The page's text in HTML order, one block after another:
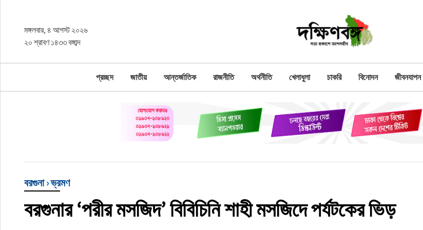
মঙ্গলবার, ৪ আগস্ট ২০২৬
২০ শ্রাবণ ১৪৩৩ বঙ্গাব্দ
প্রচ্ছদ
প্রচ্ছদ জাতীয় আন্তর্জাতিক রাজনীতি অর্থনীতি খেলাধুলা চাকরি বিনোদন জীবনযাপন
বরগুনা›ভ্রমণ
বরগুনার ‘পরীর মসজিদ’ বিবিচিনি শাহী মসজিদে পর্যটকের ভিড়